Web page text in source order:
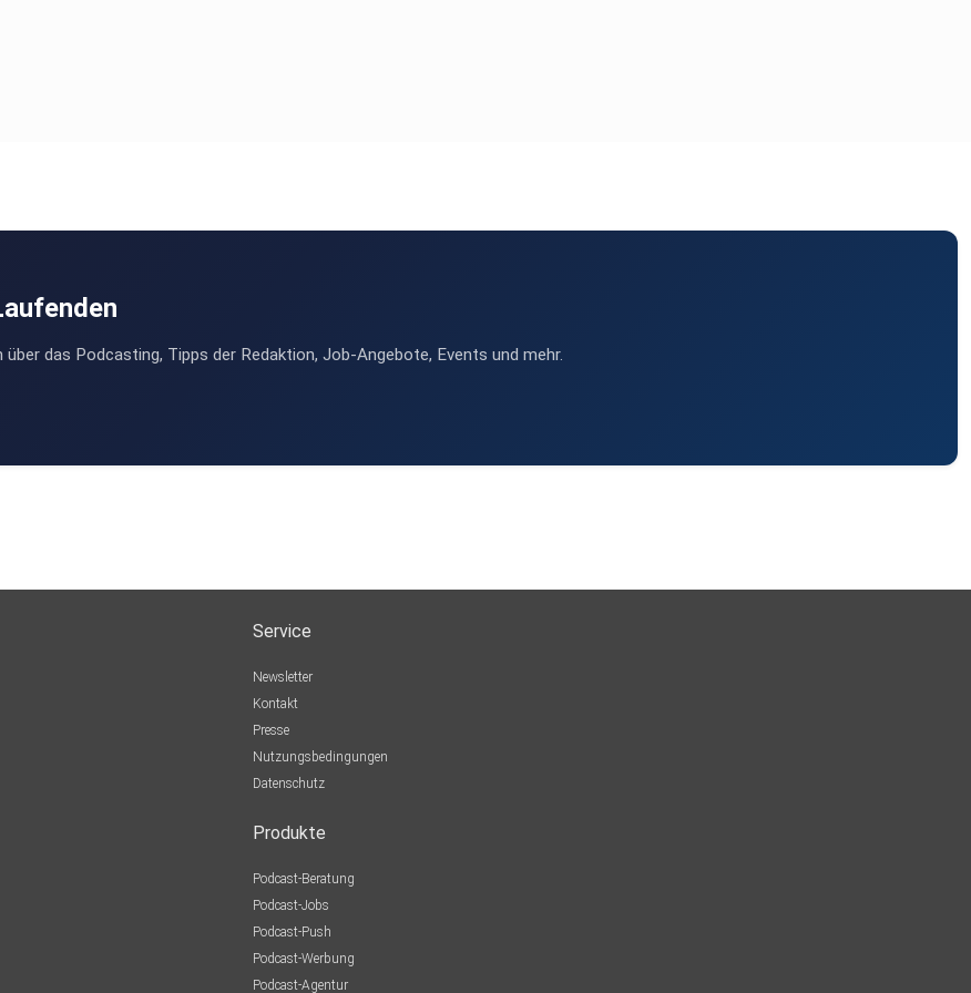
das Podcasting, Tipps der Redaktion, Job-Angebote, Events und mehr.
Service
Newsletter
Kontakt
Presse
Nutzungsbedingungen
Datenschutz
Produkte
Podcast-Beratung
Podcast-Jobs
Podcast-Push
Podcast-Werbung
Podcast-Agentur